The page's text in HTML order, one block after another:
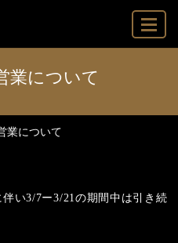
MENU
業について
業について
い3/7ー3/21の期間中は引き続